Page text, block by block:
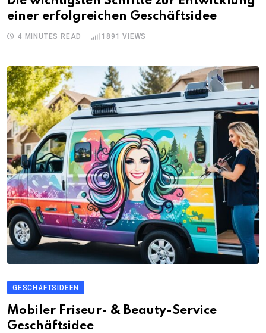
einer erfolgreichen Geschäftsidee
4 MINUTES READ 1891 VIEWS
GESCHÄFTSIDEEN
Mobiler Friseur- & Beauty-Service
Geschäftsidee